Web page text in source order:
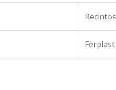
Recintos
Ferplast